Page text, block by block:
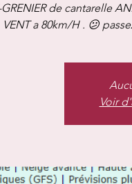
GRENIER de cantarelle
VENT a 80km/H . 😕
Voir